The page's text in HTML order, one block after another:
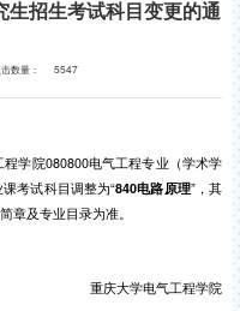
生招生考试科目变更的通
数量： 5547
程学院080800电气工程专业（学术学
考试科目调整为“840电路原理”，其
章及专业目录为准。
重庆大学电气工程学院